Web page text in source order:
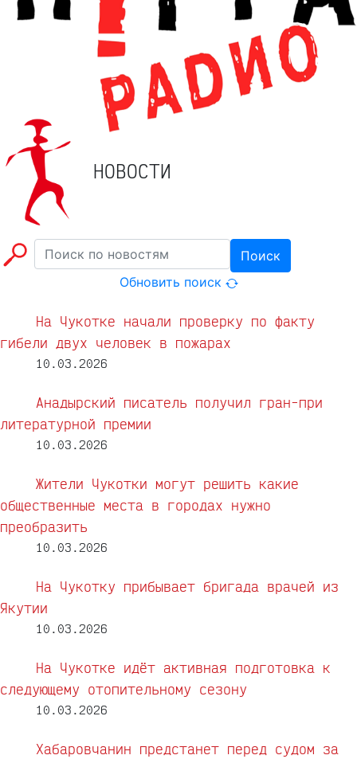
НОВОСТИ
Поиск
Обновить поиск
На Чукотке начали проверку по факту
гибели двух человек в пожарах
10.03.2026
Анадырский писатель получил гран-при
литературной премии
10.03.2026
Жители Чукотки могут решить какие
общественные места в городах нужно
преобразить
10.03.2026
На Чукотку прибывает бригада врачей из
Якутии
10.03.2026
На Чукотке идёт активная подготовка к
следующему отопительному сезону
10.03.2026
Хабаровчанин предстанет перед судом за